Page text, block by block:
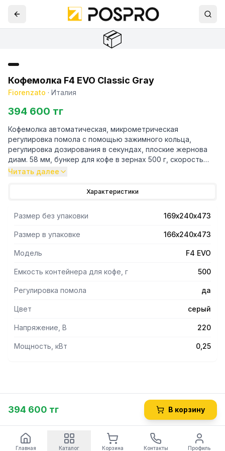
📦
Кофемолка F4 EVO Classic Gray
Fiorenzato · Италия
394 600 тг
Кофемолка автоматическая, микрометрическая
регулировка помола с помощью зажимного кольца,
регулировка дозирования в секундах, плоские жернова
диам. 58 мм, бункер для кофе в зернах 500 г, скорость
вращения жерновов 1400 об/мин, 0,25 кВт, вес нетто 9 кг,
Читать далее
Характеристики
Размер без упаковки 169х240х473
Размер в упаковке 166х240х473
Модель F4 EVO
Емкость контейнера для кофе, г 500
Регулировка помола да
Цвет серый
Напряжение, В 220
Мощность, кВт 0,25
394 600 тг В корзину
Главная Каталог Корзина Контакты Профиль